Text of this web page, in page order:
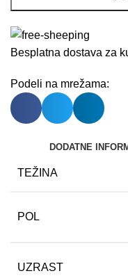
Besplatna dostava za
Podeli na mrežama:
DODATNE
TEŽINA
POL
UZRAST